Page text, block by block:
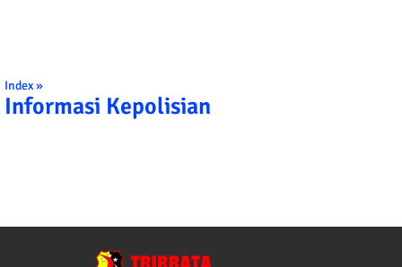
Index »
Informasi Kepolisian